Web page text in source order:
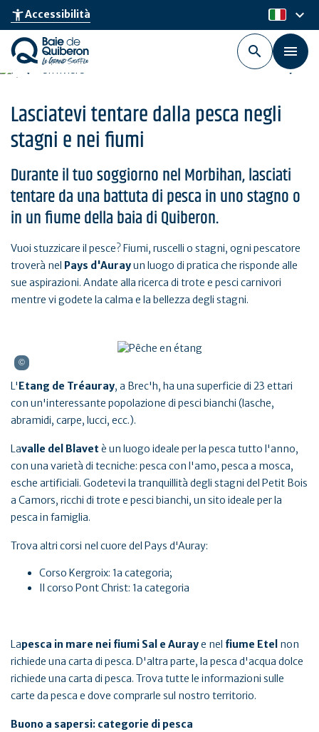
Skip
main
content
accessibility_newAccessibilità it
keyboard_arrow_down
Lasciatevi tentare dalla pesca negli
stagni e nei fiumi
Durante il tuo soggiorno nel Morbihan, lasciati
tentare da una battuta di pesca in uno stagno o
in un fiume della baia di Quiberon.
Vuoi stuzzicare il pesce? Fiumi, ruscelli o stagni, ogni pescatore
troverà nel Pays d'Aurayun luogo di pratica che risponde alle
sue aspirazioni. Andate alla ricerca di trote e pesci carnivori
mentre vi godete la calma e la bellezza degli stagni.
L'Etang de Tréauray, a Brec'h, ha una superficie di 23 ettari
con un'interessante popolazione di pesci bianchi (lasche,
abramidi, carpe, lucci, ecc.).
Lavalle del Blavetè un luogo ideale per la pesca tutto l'anno,
con una varietà di tecniche: pesca con l'amo, pesca a mosca,
esche artificiali. Godetevi la tranquillità degli stagni del Petit Bois
a Camors, ricchi di trote e pesci bianchi, un sito ideale per la
pesca in famiglia.
Trova altri corsi nel cuore del Pays d'Auray:
Corso Kergroix: 1a categoria;
Il corso Pont Christ: 1a categoria
Lapesca in mare nei fiumi Sal e Auraye nel fiume Etel non
richiede una carta di pesca. D'altra parte, la pesca d'acqua dolce
richiede una carta di pesca. Trova tutte le informazioni sulle
carte da pesca e dove comprarle sul nostro territorio.
Buono a sapersi: categorie di pesca